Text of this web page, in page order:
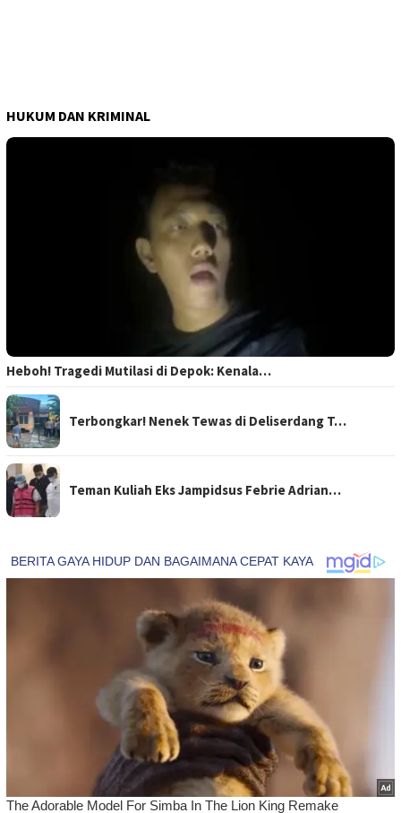
HUKUM DAN KRIMINAL
Heboh! Tragedi Mutilasi di Depok: Kenala…
Terbongkar! Nenek Tewas di Deliserdang T…
Teman Kuliah Eks Jampidsus Febrie Adrian…